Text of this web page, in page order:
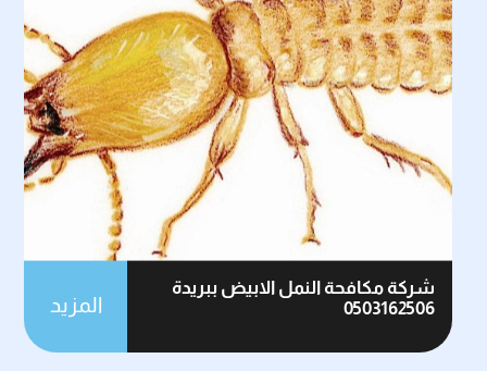
شركة مكافحة النمل الابيض ببريدة
0503162506
المزيد